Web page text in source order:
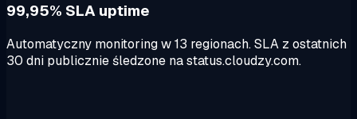
99,95% SLA uptime
Automatyczny monitoring w 13 regionach. SLA z ostatnich
30 dni publicznie śledzone na status.cloudzy.com.